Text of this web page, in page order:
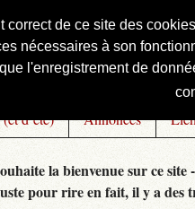
correct de ce site des
nécessaires à son
l'enregistrement de
Officiel
d’été) Annonces
la bienvenue sur ce
pour rire en fait, il y a des